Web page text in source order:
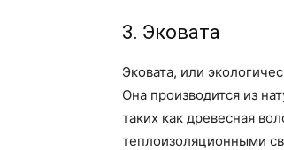
3. Эковата
Эковата, или
Она производится из
таких как древесная
теплоизоляционными